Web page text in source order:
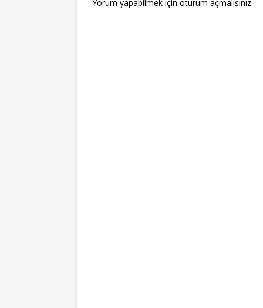
Yorum yapabilmek için oturum açmalısınız.